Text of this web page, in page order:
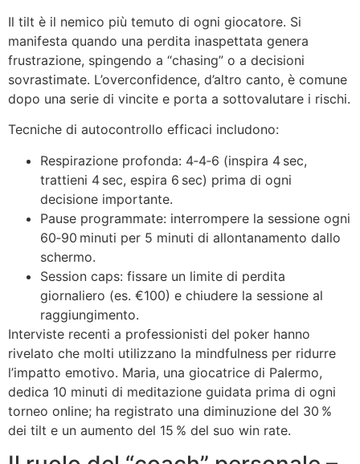
Il tilt è il nemico più temuto di ogni giocatore. Si
manifesta quando una perdita inaspettata genera
frustrazione, spingendo a “chasing” o a decisioni
sovrastimate. L’overconfidence, d’altro canto, è comune
dopo una serie di vincite e porta a sottovalutare i rischi.
Tecniche di autocontrollo efficaci includono:
Respirazione profonda: 4‑4‑6 (inspira 4 sec,
trattieni 4 sec, espira 6 sec) prima di ogni
decisione importante.
Pause programmate: interrompere la sessione ogni
60‑90 minuti per 5 minuti di allontanamento dallo
schermo.
Session caps: fissare un limite di perdita
giornaliero (es. €100) e chiudere la sessione al
raggiungimento.
Interviste recenti a professionisti del poker hanno
rivelato che molti utilizzano la mindfulness per ridurre
l’impatto emotivo. Maria, una giocatrice di Palermo,
dedica 10 minuti di meditazione guidata prima di ogni
torneo online; ha registrato una diminuzione del 30 %
dei tilt e un aumento del 15 % del suo win rate.